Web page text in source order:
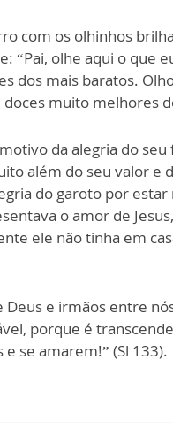
com os olhinhos
“Pai, olhe aqui o que
dos mais baratos.
muito melhores
da alegria do
além do seu valor e
do garoto por
o amor de
ele não tinha em
e irmãos entre
porque é
se amarem!” (Sl 133).